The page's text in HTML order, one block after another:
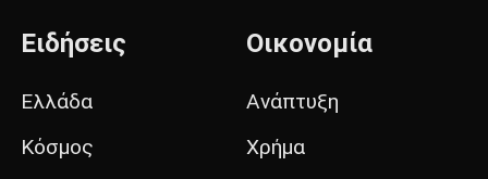
Ειδήσεις
Ελλάδα
Κόσμος
Οικονομία
Ανάπτυξη
Χρήμα